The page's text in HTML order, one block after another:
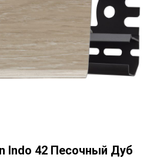
Indo 42 Песочный Дуб